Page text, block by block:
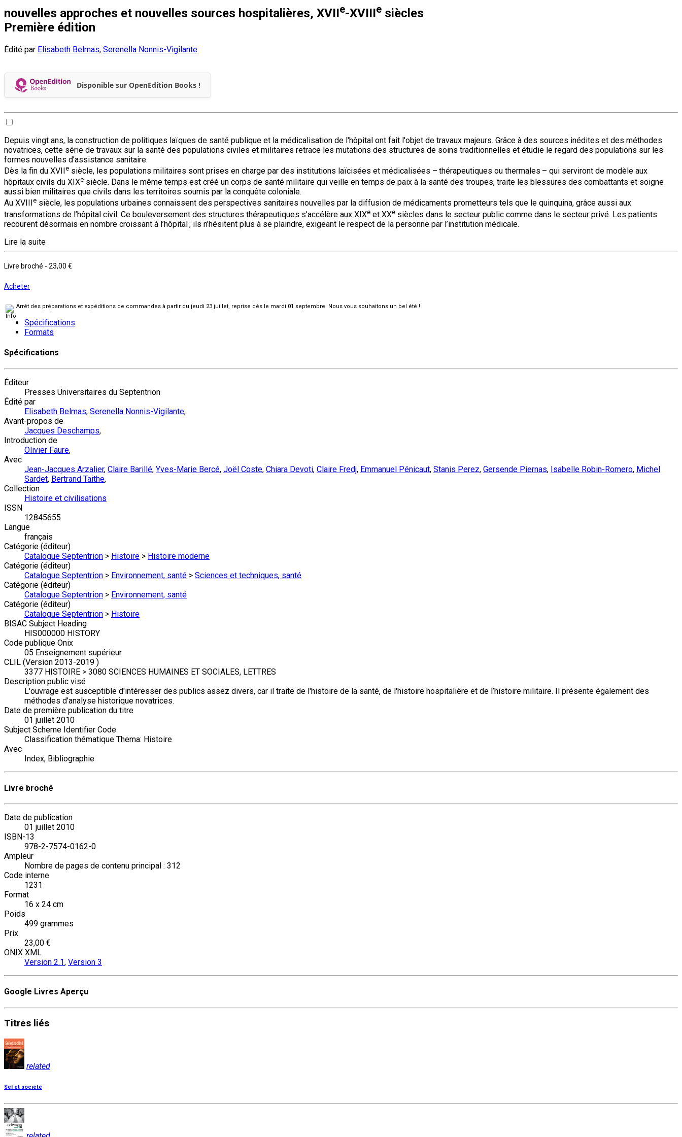
nouvelles approches et nouvelles sources hospitalières, XVIIe-XVIIIe siècles
Première édition
Édité par Elisabeth Belmas, Serenella Nonnis-Vigilante
Disponible sur OpenEdition Books !
Depuis vingt ans, la construction de politiques laïques de santé publique et la médicalisation de l'hôpital ont fait l'objet de travaux majeurs. Grâce à des sources inédites et des méthodes
novatrices, cette série de travaux sur la santé des populations civiles et militaires retrace les mutations des structures de soins traditionnelles et étudie le regard des populations sur les
formes nouvelles d’assistance sanitaire.
Dès la fin du XVIIe siècle, les populations militaires sont prises en charge par des institutions laïcisées et médicalisées – thérapeutiques ou thermales – qui serviront de modèle aux
hôpitaux civils du XIXe siècle. Dans le même temps est créé un corps de santé militaire qui veille en temps de paix à la santé des troupes, traite les blessures des combattants et soigne
aussi bien militaires que civils dans les territoires soumis par la conquête coloniale.
Au XVIII
e siècle, les populations urbaines connaissent des perspectives sanitaires nouvelles par la diffusion de médicaments prometteurs tels que le quinquina, grâce aussi aux
transformations de l’hôpital civil. Ce bouleversement des structures thérapeutiques s’accélère aux XIXe et XXe siècles dans le secteur public comme dans le secteur privé. Les patients
recourent désormais en nombre croissant à l’hôpital ; ils n’hésitent plus à se plaindre, exigeant le respect de la personne par l’institution médicale.
Lire la suite
Livre broché - 23,00 €
Acheter
Arrêt des préparations et expéditions de commandes à partir du jeudi 23 juillet, reprise dès le mardi 01 septembre. Nous vous souhaitons un bel été !
Spécifications
Formats
Spécifications
Éditeur
Presses Universitaires du Septentrion
Édité par
Elisabeth Belmas, Serenella Nonnis-Vigilante,
Avant-propos de
Jacques Deschamps,
Introduction de
Olivier Faure,
Avec
Jean-Jacques Arzalier, Claire Barillé, Yves-Marie Bercé, Joël Coste, Chiara Devoti, Claire Fredj, Emmanuel Pénicaut, Stanis Perez, Gersende Piernas, Isabelle Robin-Romero, Michel
Sardet, Bertrand Taithe,
Collection
Histoire et civilisations
ISSN
12845655
Langue
français
Catégorie (éditeur)
Catalogue Septentrion > Histoire > Histoire moderne
Catégorie (éditeur)
Catalogue Septentrion > Environnement, santé > Sciences et techniques, santé
Catégorie (éditeur)
Catalogue Septentrion > Environnement, santé
Catégorie (éditeur)
Catalogue Septentrion > Histoire
BISAC Subject Heading
HIS000000 HISTORY
Code publique Onix
05 Enseignement supérieur
CLIL (Version 2013-2019 )
3377 HISTOIRE > 3080 SCIENCES HUMAINES ET SOCIALES, LETTRES
Description public visé
L'ouvrage est susceptible d'intéresser des publics assez divers, car il traite de l'histoire de la santé, de l'histoire hospitalière et de l’histoire militaire. Il présente également des
méthodes d’analyse historique novatrices.
Date de première publication du titre
01 juillet 2010
Subject Scheme Identifier Code
Classification thématique Thema: Histoire
Avec
Index, Bibliographie
Livre broché
Date de publication
01 juillet 2010
ISBN-13
978-2-7574-0162-0
Ampleur
Nombre de pages de contenu principal : 312
Code interne
1231
Format
16 x 24 cm
Poids
499 grammes
Prix
23,00 €
ONIX XML
Version 2.1, Version 3
Google Livres Aperçu
Titres liés
related
Sel et société